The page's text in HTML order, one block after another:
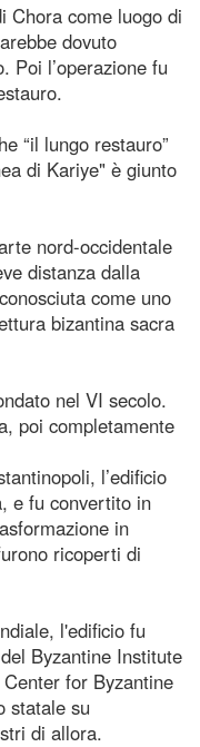
Chora come luogo di
dovuto
Poi l’operazione fu
“il lungo restauro”
di Kariye" è giunto
nord-occidentale
distanza dalla
come uno
bizantina sacra
nel VI secolo.
poi completamente
l’edificio
e fu convertito in
in
ricoperti di
l'edificio fu
Byzantine Institute
for Byzantine
statale su
di allora.